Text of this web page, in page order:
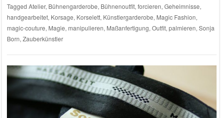
Tagged Atelier, Bühnengarderobe, Bühnenoutfit, forcieren, Geheimnisse,
handgearbeitet, Korsage, Korselett, Künstlergarderobe, Magic Fashion,
magic-couture, Magie, manipulieren, Maßanfertigung, Outfit, palmieren, Sonja
Born, Zauberkünstler